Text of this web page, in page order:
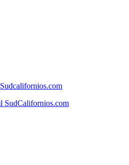
Sudcalifornios.com